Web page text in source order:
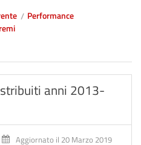
Performance
anni 2013-
Aggiornato il 20 Marzo 2019